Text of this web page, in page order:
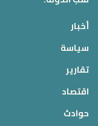
أخبار
سياسة
تقارير
اقتصاد
حوادث